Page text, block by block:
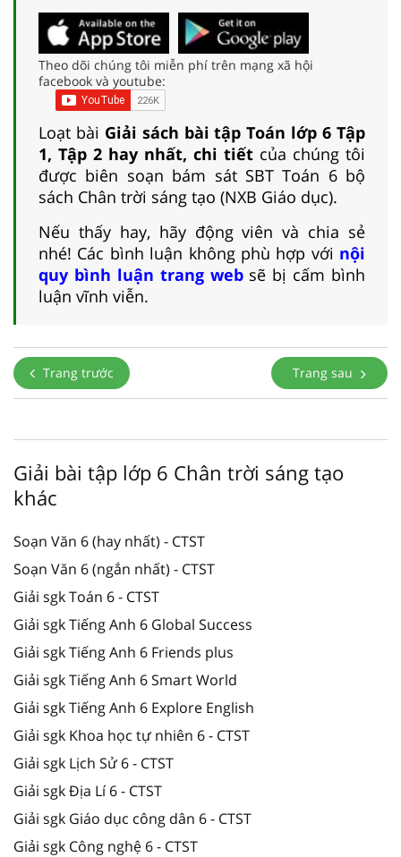
Theo dõi chúng tôi miễn phí trên mạng xã hội
facebook và youtube:
Loạt bài Giải sách bài tập Toán lớp 6 Tập
1, Tập 2 hay nhất, chi tiết của chúng tôi
được biên soạn bám sát SBT Toán 6 bộ
sách Chân trời sáng tạo (NXB Giáo dục).
Nếu thấy hay, hãy động viên và chia sẻ
nhé! Các bình luận không phù hợp với nội
quy bình luận trang websẽ bị cấm bình
luận vĩnh viễn.
Trang trước Trang sau
Giải bài tập lớp 6 Chân trời sáng tạo
khác
Soạn Văn 6 (hay nhất) - CTST
Soạn Văn 6 (ngắn nhất) - CTST
Giải sgk Toán 6 - CTST
Giải sgk Tiếng Anh 6 Global Success
Giải sgk Tiếng Anh 6 Friends plus
Giải sgk Tiếng Anh 6 Smart World
Giải sgk Tiếng Anh 6 Explore English
Giải sgk Khoa học tự nhiên 6 - CTST
Giải sgk Lịch Sử 6 - CTST
Giải sgk Địa Lí 6 - CTST
Giải sgk Giáo dục công dân 6 - CTST
Giải sgk Công nghệ 6 - CTST